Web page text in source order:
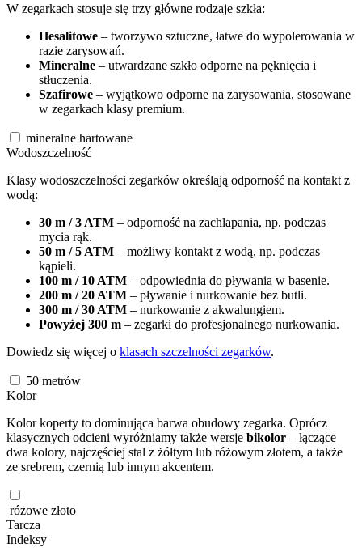
W zegarkach stosuje się trzy główne rodzaje szkła:
Hesalitowe – tworzywo sztuczne, łatwe do wypolerowania w
razie zarysowań.
Mineralne – utwardzane szkło odporne na pęknięcia i
stłuczenia.
Szafirowe – wyjątkowo odporne na zarysowania, stosowane
w zegarkach klasy premium.
mineralne hartowane
Wodoszczelność
Klasy wodoszczelności zegarków określają odporność na kontakt z
wodą:
30 m / 3 ATM – odporność na zachlapania, np. podczas
mycia rąk.
50 m / 5 ATM – możliwy kontakt z wodą, np. podczas
kąpieli.
100 m / 10 ATM – odpowiednia do pływania w basenie.
200 m / 20 ATM – pływanie i nurkowanie bez butli.
300 m / 30 ATM – nurkowanie z akwalungiem.
Powyżej 300 m – zegarki do profesjonalnego nurkowania.
Dowiedz się więcej o klasach szczelności zegarków.
50 metrów
Kolor
Kolor koperty to dominująca barwa obudowy zegarka. Oprócz
klasycznych odcieni wyróżniamy także wersje bikolor – łączące
dwa kolory, najczęściej stal z żółtym lub różowym złotem, a także
ze srebrem, czernią lub innym akcentem.
różowe złoto
Tarcza
Indeksy